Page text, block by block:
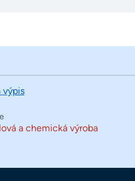
výpis
a chemická výroba